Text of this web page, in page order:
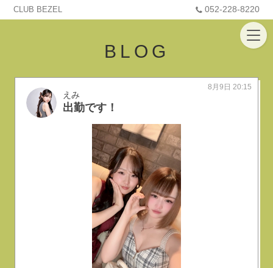
CLUB BEZEL 052-228-8220
BLOG
えみ
出勤です！
8月9日 20:15